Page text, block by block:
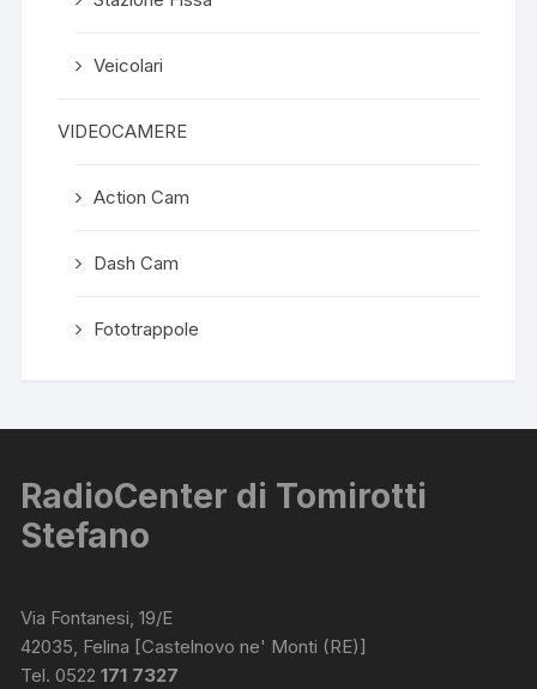
Veicolari
VIDEOCAMERE
Action Cam
Dash Cam
Fototrappole
RadioCenter di Tomirotti
Stefano
Via Fontanesi, 19/E
42035, Felina [Castelnovo ne' Monti (RE)]
Tel. 0522171 7327